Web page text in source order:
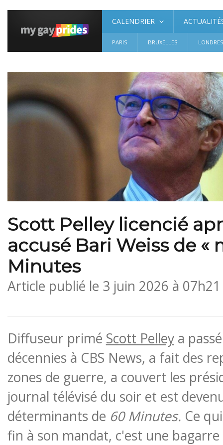
CALENDRIER
PARIS BRUXELLES LONDRES
Scott Pelley licencié
accusé Bari Weiss de «
Minutes
Article publié le 3 juin 2026 à 07h21
Diffuseur primé Scott Pelleya
décennies à CBS News, a fait des
zones de guerre, a couvert les
journal télévisé du soir et est
déterminants de 60 Minutes. Ce
fin à son mandat, c'est une